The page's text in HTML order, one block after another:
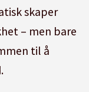
skaper
– men bare
til å